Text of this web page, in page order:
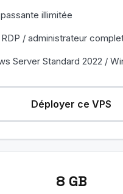
illimitée
/ administrateur
Server Standard 2022 /
Déployer ce VPS
8 GB